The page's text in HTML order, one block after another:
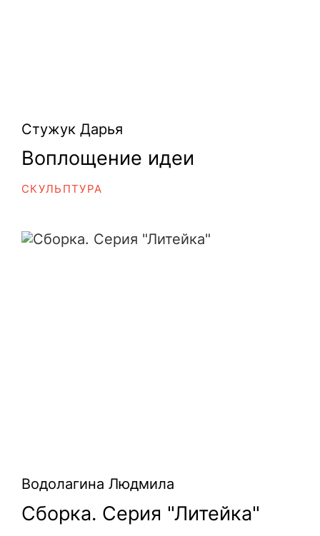
Стужук Дарья
Воплощение идеи
СКУЛЬПТУРА
Сборка. Серия "Литейка"
Водолагина Людмила
Сборка. Серия "Литейка"